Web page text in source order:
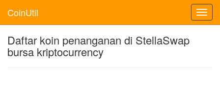
CoinUtil
Daftar koin penanganan di StellaSwap
bursa kriptocurrency